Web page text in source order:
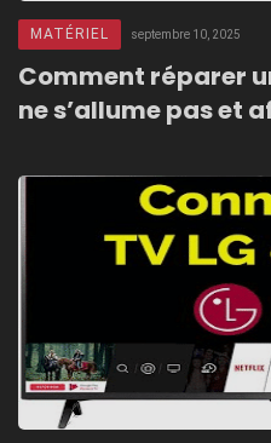
MATÉRIEL septembre 10, 2025
Comment réparer
ne s’allume pas et